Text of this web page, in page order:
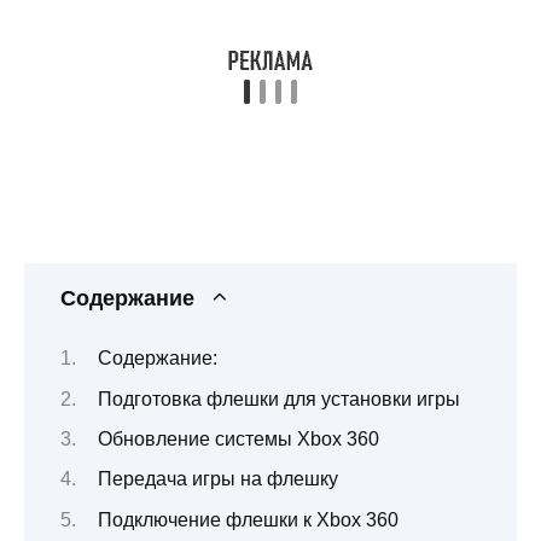
Содержание
Содержание:
Подготовка флешки для установки игры
Обновление системы Xbox 360
Передача игры на флешку
Подключение флешки к Xbox 360